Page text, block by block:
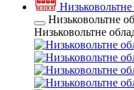
Низьковольтне
Низьковольтне